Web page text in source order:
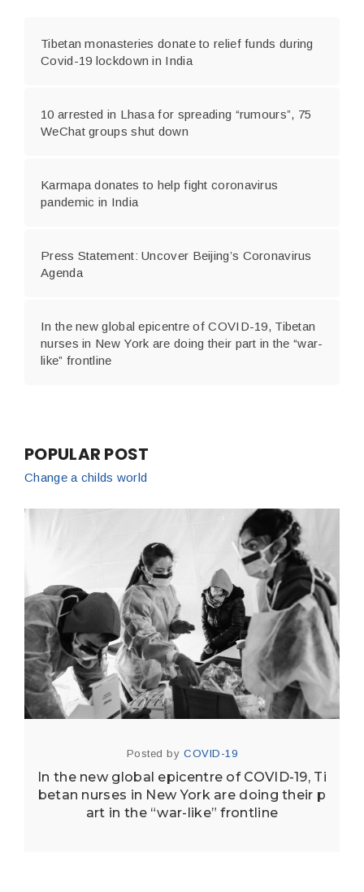
Tibetan monasteries donate to relief funds during
Covid-19 lockdown in India
10 arrested in Lhasa for spreading “rumours”, 75
WeChat groups shut down
Karmapa donates to help fight coronavirus
pandemic in India
Press Statement: Uncover Beijing’s Coronavirus
Agenda
In the new global epicentre of COVID-19, Tibetan
nurses in New York are doing their part in the “war-
like” frontline
POPULAR POST
Change a childs world
Posted byCOVID-19
In the new global epicentre of COVID-19, Ti
betan nurses in New York are doing their p
art in the “war-like” frontline